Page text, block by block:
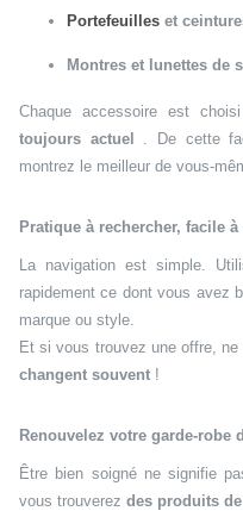
Portefeuilles et
Montres et lunettes de
Chaque accessoire est
toujours actuel . De cette
montrez le meilleur de vous-
Pratique à rechercher, facile
La navigation est simple.
rapidement ce dont vous avez
marque ou style.
Et si vous trouvez une offre,
changent souvent !
Renouvelez votre garde-robe
Être bien soigné ne signifie
vous trouverez des produits